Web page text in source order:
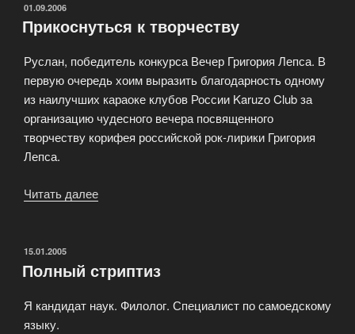
ОПУБЛИКОВАНО
01.09.2006
Прикоснуться к творчеству
Руслан, победитель конкурса Вечер Григория Лепса. В
первую очередь хоим выразить благодарность одному
из наилучших караоке клубов России Karuzo Club за
организацию чудесного вечера посвященного
творчеству корифея российской рок-лирики Григория
Лепса.
Читать далее
ОПУБЛИКОВАНО
15.01.2005
Полный стриптиз
Я кандидат наук. Филолог. Специалист по самоедскому
языку.